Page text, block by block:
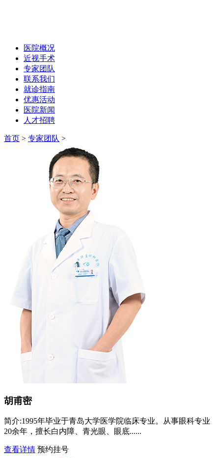
医院概况
近视手术
专家团队
联系我们
就诊指南
优惠活动
医院新闻
人才招聘
首页 > 专家团队 >
胡甫密
简介:1995年毕业于青岛大学医学院临床专业。从事眼科专业
20余年，擅长白内障、青光眼、眼底......
查看详情 预约挂号